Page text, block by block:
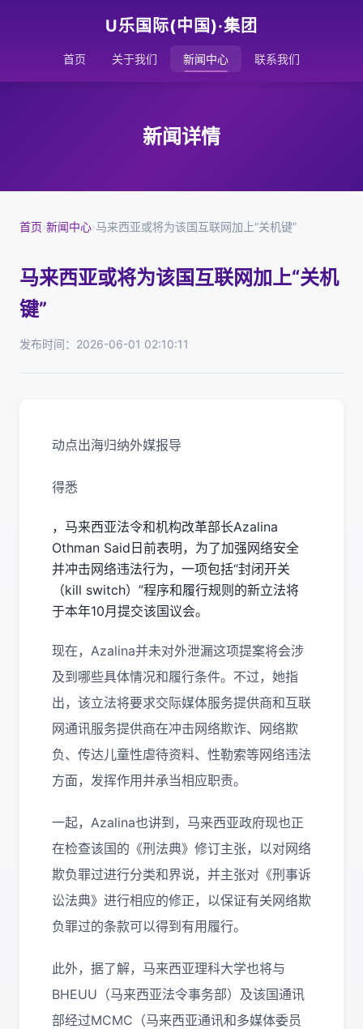
U乐国际(中国)·集团
首页 关于我们 新闻中心 联系我们
新闻详情
首页›新闻中心›马来西亚或将为该国互联网加上“关机键”
马来西亚或将为该国互联网加上“关机
键”
发布时间：2026-06-01 02:10:11
动点出海归纳外媒报导
得悉
，马来西亚法令和机构改革部长Azalina
Othman Said日前表明，为了加强网络安全
并冲击网络违法行为，一项包括“封闭开关
（kill switch）”程序和履行规则的新立法将
于本年10月提交该国议会。
现在，Azalina并未对外泄漏这项提案将会涉
及到哪些具体情况和履行条件。不过，她指
出，该立法将要求交际媒体服务提供商和互联
网通讯服务提供商在冲击网络欺诈、网络欺
负、传达儿童性虐待资料、性勒索等网络违法
方面，发挥作用并承当相应职责。
一起，Azalina也讲到，马来西亚政府现也正
在检查该国的《刑法典》修订主张，以对网络
欺负罪过进行分类和界说，并主张对《刑事诉
讼法典》进行相应的修正，以保证有关网络欺
负罪过的条款可以得到有用履行。
此外，据了解，马来西亚理科大学也将与
BHEUU（马来西亚法令事务部）及该国通讯
部经过MCMC（马来西亚通讯和多媒体委员